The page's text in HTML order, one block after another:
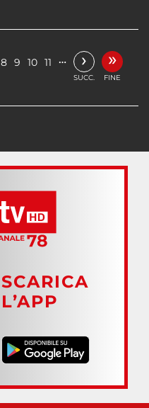
8 9 10 11 … ›
SUCC.
»
FINE
SCARICA
L’APP